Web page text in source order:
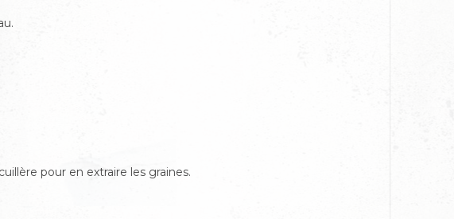
pour en extraire les graines.